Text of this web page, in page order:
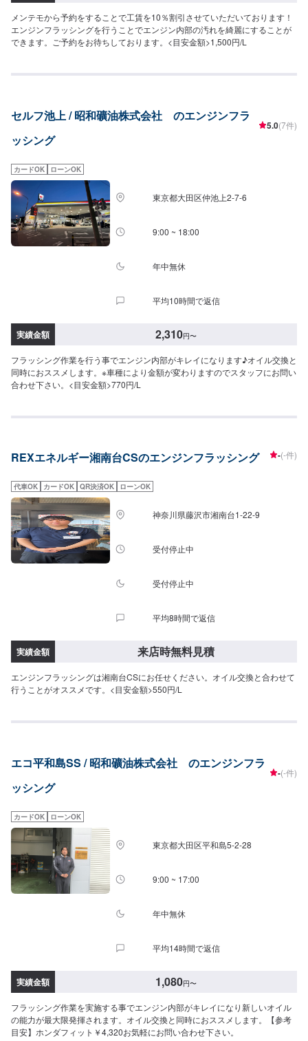
メンテモから予約をすることで工賃を10％割引させていただいております！
エンジンフラッシングを行うことでエンジン内部の汚れを綺麗にすることが
できます。ご予約をお待ちしております。<目安金額>1,500円/L
セルフ池上 / 昭和礦油株式会社 のエンジンフラ
ッシング
5.0(7件)
カードOK ローンOK
東京都大田区仲池上2-7-6
9:00 ~ 18:00
年中無休
平均10時間で返信
実績金額 2,310円〜
フラッシング作業を行う事でエンジン内部がキレイになります♪オイル交換と
同時におススメします。※車種により金額が変わりますのでスタッフにお問い
合わせ下さい。<目安金額>770円/L
REXエネルギー湘南台CSのエンジンフラッシング -(-件)
代車OK カードOK QR決済OK ローンOK
神奈川県藤沢市湘南台1-22-9
受付停止中
受付停止中
平均8時間で返信
実績金額 来店時無料見積
エンジンフラッシングは湘南台CSにお任せください。オイル交換と合わせて
行うことがオススメです。<目安金額>550円/L
エコ平和島SS / 昭和礦油株式会社 のエンジンフラ
ッシング
-(-件)
カードOK ローンOK
東京都大田区平和島5-2-28
9:00 ~ 17:00
年中無休
平均14時間で返信
実績金額 1,080円〜
フラッシング作業を実施する事でエンジン内部がキレイになり新しいオイル
の能力が最大限発揮されます。オイル交換と同時におススメします。【参考
目安】ホンダフィット￥4,320お気軽にお問い合わせ下さい。